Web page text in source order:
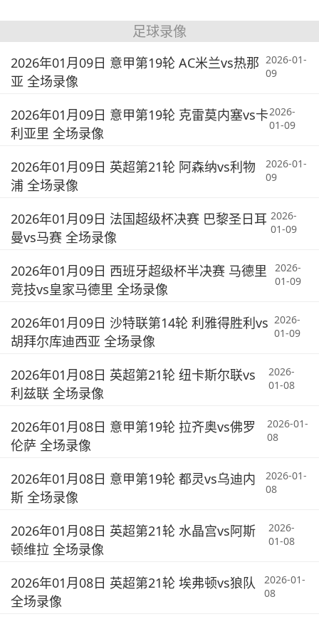
足球录像
2026年01月09日 意甲第19轮 AC米兰vs热那
亚 全场录像
2026-01-
09
2026年01月09日 意甲第19轮 克雷莫内塞vs卡
利亚里 全场录像
2026-
01-09
2026年01月09日 英超第21轮 阿森纳vs利物
浦 全场录像
2026-01-
09
2026年01月09日 法国超级杯决赛 巴黎圣日耳
曼vs马赛 全场录像
2026-
01-09
2026年01月09日 西班牙超级杯半决赛 马德里
竞技vs皇家马德里 全场录像
2026-
01-09
2026年01月09日 沙特联第14轮 利雅得胜利vs
胡拜尔库迪西亚 全场录像
2026-
01-09
2026年01月08日 英超第21轮 纽卡斯尔联vs
利兹联 全场录像
2026-
01-08
2026年01月08日 意甲第19轮 拉齐奥vs佛罗
伦萨 全场录像
2026-01-
08
2026年01月08日 意甲第19轮 都灵vs乌迪内
斯 全场录像
2026-01-
08
2026年01月08日 英超第21轮 水晶宫vs阿斯
顿维拉 全场录像
2026-
01-08
2026年01月08日 英超第21轮 埃弗顿vs狼队
全场录像
2026-01-
08